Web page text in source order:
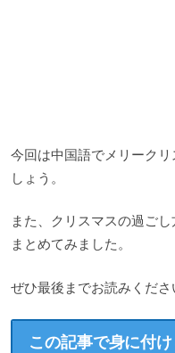
今回は中国語でメリーク
しょう。
また、クリスマスの過ご
まとめてみました。
ぜひ最後までお読みくださ
この記事で身に付け